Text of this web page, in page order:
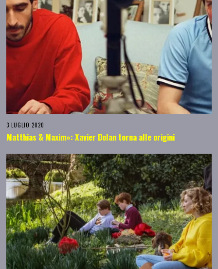
3 LUGLIO 2020
Matthias & Maxim»: Xavier Dolan torna alle origini